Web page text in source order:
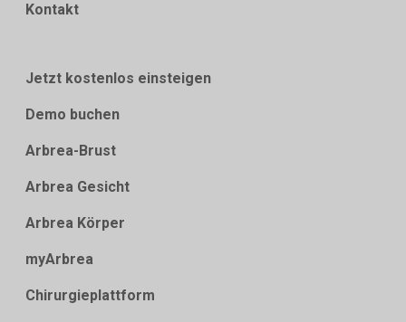
Kontakt
Jetzt kostenlos einsteigen
Demo buchen
Arbrea-Brust
Arbrea Gesicht
Arbrea Körper
myArbrea
Chirurgieplattform